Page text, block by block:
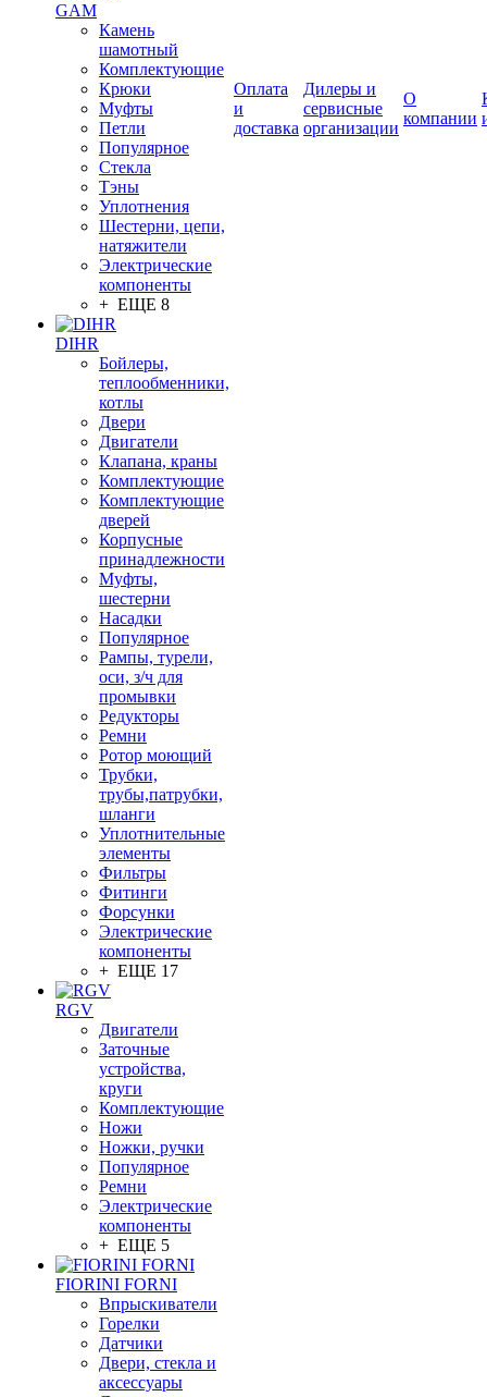
GAM
Камень
шамотный
Комплектующие
Крюки
Муфты
Петли
Популярное
Стекла
Тэны
Уплотнения
Шестерни, цепи,
натяжители
Электрические
компоненты
+ ЕЩЕ 8
DIHR
Бойлеры,
теплообменники,
котлы
Двери
Двигатели
Клапана, краны
Комплектующие
Комплектующие
дверей
Корпусные
принадлежности
Муфты,
шестерни
Насадки
Популярное
Рампы, турели,
оси, з/ч для
промывки
Редукторы
Ремни
Ротор моющий
Трубки,
трубы,патрубки,
шланги
Уплотнительные
элементы
Фильтры
Фитинги
Форсунки
Электрические
компоненты
+ ЕЩЕ 17
RGV
Двигатели
Заточные
устройства,
круги
Комплектующие
Ножи
Ножки, ручки
Популярное
Ремни
Электрические
компоненты
+ ЕЩЕ 5
FIORINI FORNI
Впрыскиватели
Горелки
Датчики
Двери, стекла и
аксессуары
Оплата
и
доставка
Дилеры и
сервисные
организации
О
компании